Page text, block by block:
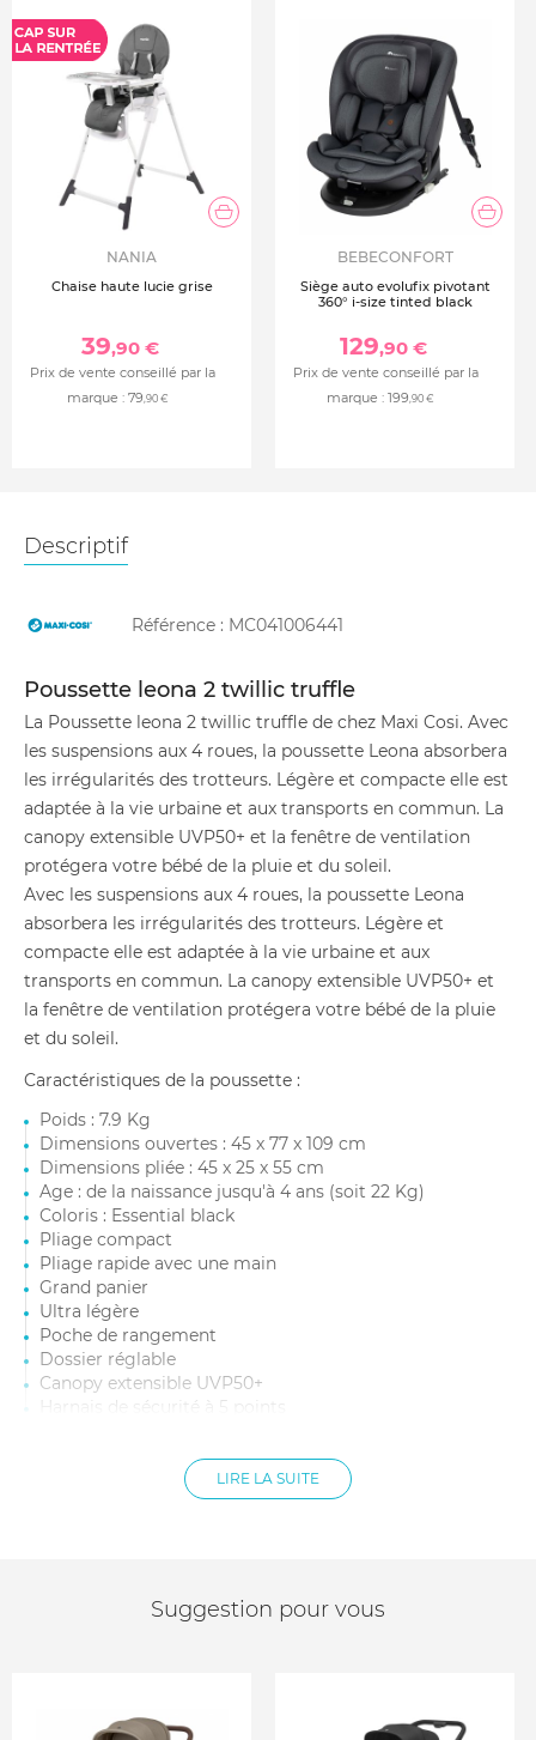
NANIA
Chaise haute lucie grise
39,90 €
Prix de vente conseillé par la
marque : 79,90 €
BEBECONFORT
Siège auto evolufix pivotant
360° i-size tinted black
129,90 €
Prix de vente conseillé par la
marque : 199,90 €
Descriptif
Référence : MC041006441
Poussette leona 2 twillic truffle
La Poussette leona 2 twillic truffle de chez Maxi Cosi. Avec
les suspensions aux 4 roues, la poussette Leona absorbera
les irrégularités des trotteurs. Légère et compacte elle est
adaptée à la vie urbaine et aux transports en commun. La
canopy extensible UVP50+ et la fenêtre de ventilation
protégera votre bébé de la pluie et du soleil.
Avec les suspensions aux 4 roues, la poussette Leona
absorbera les irrégularités des trotteurs. Légère et
compacte elle est adaptée à la vie urbaine et aux
transports en commun. La canopy extensible UVP50+ et
la fenêtre de ventilation protégera votre bébé de la pluie
et du soleil.
Caractéristiques de la poussette :
Poids : 7.9 Kg
Dimensions ouvertes : 45 x 77 x 109 cm
Dimensions pliée : 45 x 25 x 55 cm
Age : de la naissance jusqu'à 4 ans (soit 22 Kg)
Coloris : Essential black
Pliage compact
Pliage rapide avec une main
Grand panier
Ultra légère
Poche de rangement
Dossier réglable
Canopy extensible UVP50+
Harnais de sécurité à 5 points
Boucle magnétique
Siège à double rembourrage
Maniable d'une seule main
LIRE LA SUITE
Suggestion pour vous